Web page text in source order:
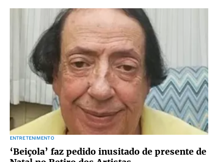
ENTRETENIMENTO
‘Beiçola’ faz pedido inusitado de presente de